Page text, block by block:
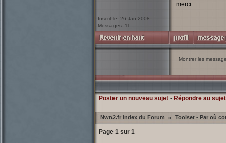
Inscrit le: 26 Jan 2008
Messages: 11
merci
Montrer les
Poster un nouveau sujet- Répondre au sujet
Nwn2.fr Index du Forum » Toolset - Par où
Page 1sur 1